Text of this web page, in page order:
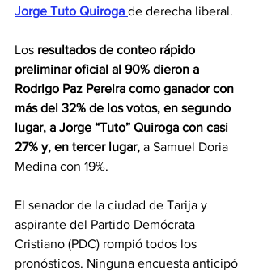
Jorge Tuto Quiroga de derecha liberal.
Los resultados de conteo rápido
preliminar oficial al 90% dieron a
Rodrigo Paz Pereira como ganador con
más del 32% de los votos, en segundo
lugar, a Jorge “Tuto” Quiroga con casi
27% y, en tercer lugar, a Samuel Doria
Medina con 19%.
El senador de la ciudad de Tarija y
aspirante del Partido Demócrata
Cristiano (PDC) rompió todos los
pronósticos. Ninguna encuesta anticipó